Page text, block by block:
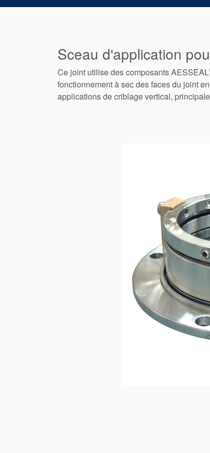
Sceau d'application
Ce joint utilise des composants AESSEAL
fonctionnement à sec des faces du joint
applications de criblage vertical,